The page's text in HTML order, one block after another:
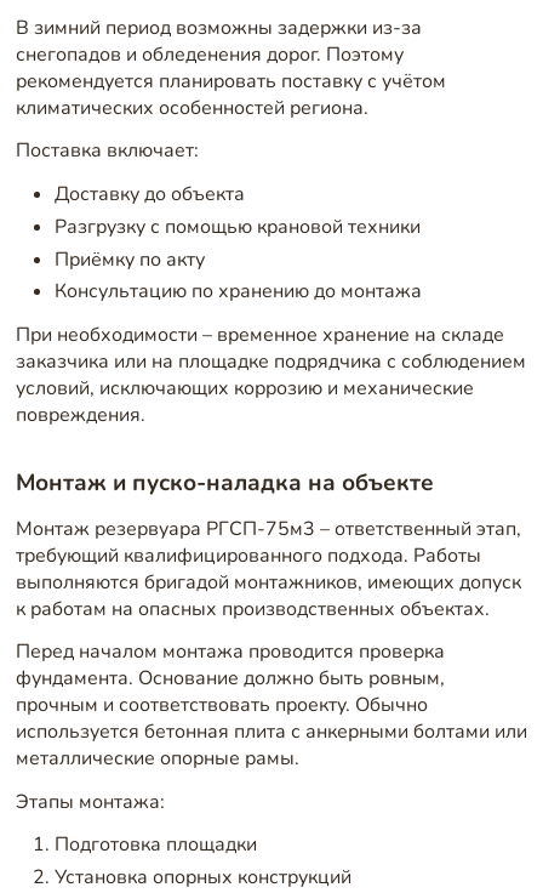
В зимний период возможны задержки из-за
снегопадов и обледенения дорог. Поэтому
рекомендуется планировать поставку с учётом
климатических особенностей региона.
Поставка включает:
Доставку до объекта
Разгрузку с помощью крановой техники
Приёмку по акту
Консультацию по хранению до монтажа
При необходимости – временное хранение на складе
заказчика или на площадке подрядчика с соблюдением
условий, исключающих коррозию и механические
повреждения.
Монтаж и пуско-наладка на объекте
Монтаж резервуара РГСП-75м3 – ответственный этап,
требующий квалифицированного подхода. Работы
выполняются бригадой монтажников, имеющих допуск
к работам на опасных производственных объектах.
Перед началом монтажа проводится проверка
фундамента. Основание должно быть ровным,
прочным и соответствовать проекту. Обычно
используется бетонная плита с анкерными болтами или
металлические опорные рамы.
Этапы монтажа:
Подготовка площадки
Установка опорных конструкций